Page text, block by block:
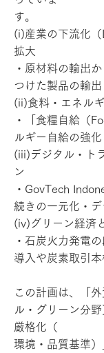
す。
(i)産業の下流化
拡大
・原材料の輸出
つけた製品の輸出
(ii)食料・エネル
・「食糧自給（
ルギー自給の強化
(iii)デジタル・ト
ン
・GovTech
続きの一元化・
(iv)グリーン経済
・石炭火力発電
導入や炭素取引本
この計画は、「
ル・グリーン分
厳格化（
環境・品質基準